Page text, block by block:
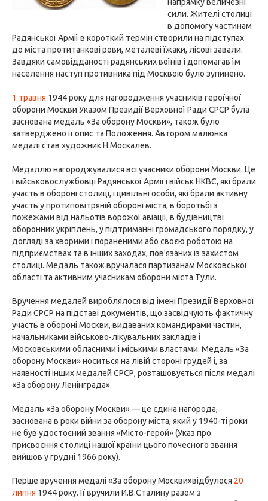
сили. Жителі столиці
в допомогу частинам
Радянської Армії в короткий термін створили на підступах
до міста протитанкові рови, металеві їжаки, лісові завали.
Завдяки самовідданості радянських воїнів і допомагав їм
населення наступ противника під Москвою було зупинено.
1 травня 1944 року для нагородження учасників героїчної
оборони Москви Указом Президії Верховної Ради СРСР була
заснована медаль «За оборону Москви», також було
затверджено її опис та Положення. Автором малюнка
медалі став художник Н.Москалев.
Медаллю нагороджувалися всі учасники оборони Москви. Це
і військовослужбовці Радянської Армії і військ НКВС, які брали
участь в обороні столиці, і цивільні особи, які брали активну
участь у протиповітряній обороні міста, в боротьбі з
пожежами від нальотів ворожої авіації, в будівництві
оборонних укріплень, у підтриманні громадського порядку, у
догляді за хворими і пораненими або своєю роботою на
підприємствах та в інших заходах, пов'язаних із захистом
столиці. Медаль також вручалася партизанам Московської
області та активним учасникам оборони міста Тули.
Вручення медалей вироблялося від імені Президії Верховної
Ради СРСР на підставі документів, що засвідчують фактичну
участь в обороні Москви, видаваних командирами частин,
начальниками військово-лікувальних закладів і
Московськими обласними і міськими властями. Медаль «За
оборону Москви» носиться на лівій стороні грудей і, за
наявності інших медалей СРСР, розташовується після медалі
«За оборону Ленінграда».
Медаль «За оборону Москви» — це єдина нагорода,
заснована в роки війни за оборону міста, який у 1940-ті роки
не був удостоєний звання «Місто-герой» (Указ про
присвоєння столиці нашої країни цього почесного звання
вийшов у грудні 1966 року).
Перше вручення медалі «За оборону Москви»відбулося 20
липня 1944 року. Її вручили И.В.Сталину разом з